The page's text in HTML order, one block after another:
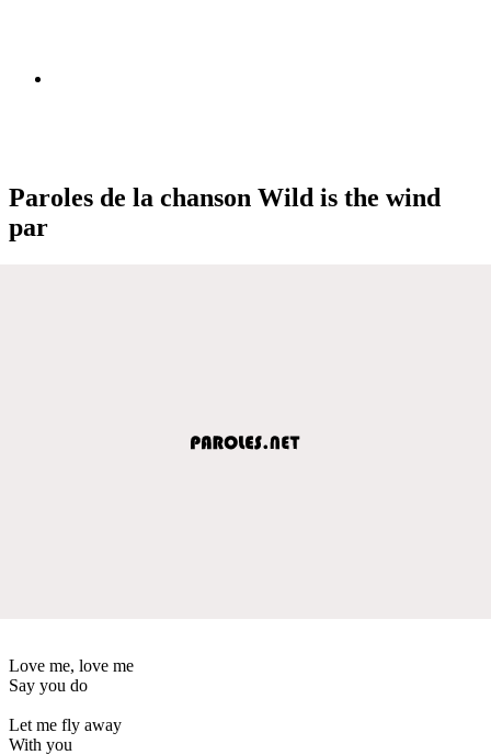
Paroles de la chanson Wild is the wind
par
Love me, love me
Say you do
Let me fly away
With you